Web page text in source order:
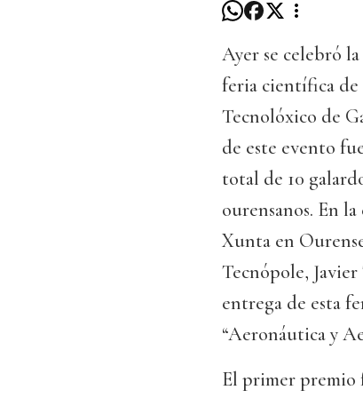
Ayer se celebró
feria científica de
Tecnolóxico de
de este evento
total de 10
ourensanos. En
Xunta en
Tecnópole,
entrega de esta
“Aeronáutica y
El primer premio